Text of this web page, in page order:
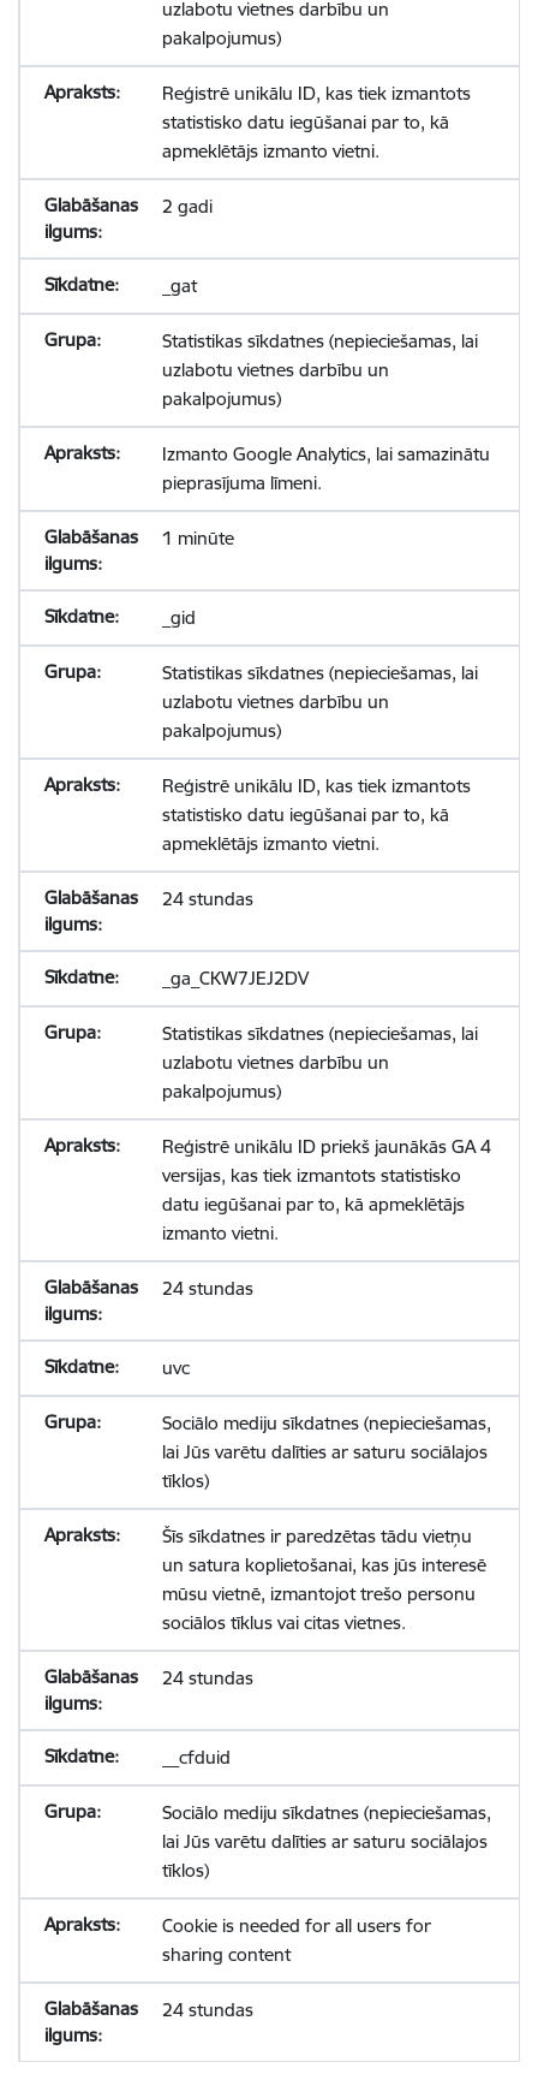
uzlabotu vietnes darbību un
pakalpojumus)
Reģistrē unikālu ID, kas tiek izmantots
statistisko datu iegūšanai par to, kā
apmeklētājs izmanto vietni.
2 gadi
_gat
Statistikas sīkdatnes (nepieciešamas, lai
uzlabotu vietnes darbību un
pakalpojumus)
Izmanto Google Analytics, lai samazinātu
pieprasījuma līmeni.
1 minūte
_gid
Statistikas sīkdatnes (nepieciešamas, lai
uzlabotu vietnes darbību un
pakalpojumus)
Reģistrē unikālu ID, kas tiek izmantots
statistisko datu iegūšanai par to, kā
apmeklētājs izmanto vietni.
24 stundas
_ga_CKW7JEJ2DV
Statistikas sīkdatnes (nepieciešamas, lai
uzlabotu vietnes darbību un
pakalpojumus)
Reģistrē unikālu ID priekš jaunākās GA 4
versijas, kas tiek izmantots statistisko
datu iegūšanai par to, kā apmeklētājs
izmanto vietni.
24 stundas
uvc
Sociālo mediju sīkdatnes (nepieciešamas,
lai Jūs varētu dalīties ar saturu sociālajos
tīklos)
Šīs sīkdatnes ir paredzētas tādu vietņu
un satura koplietošanai, kas jūs interesē
mūsu vietnē, izmantojot trešo personu
sociālos tīklus vai citas vietnes.
24 stundas
__cfduid
Sociālo mediju sīkdatnes (nepieciešamas,
lai Jūs varētu dalīties ar saturu sociālajos
tīklos)
Cookie is needed for all users for
sharing content
24 stundas